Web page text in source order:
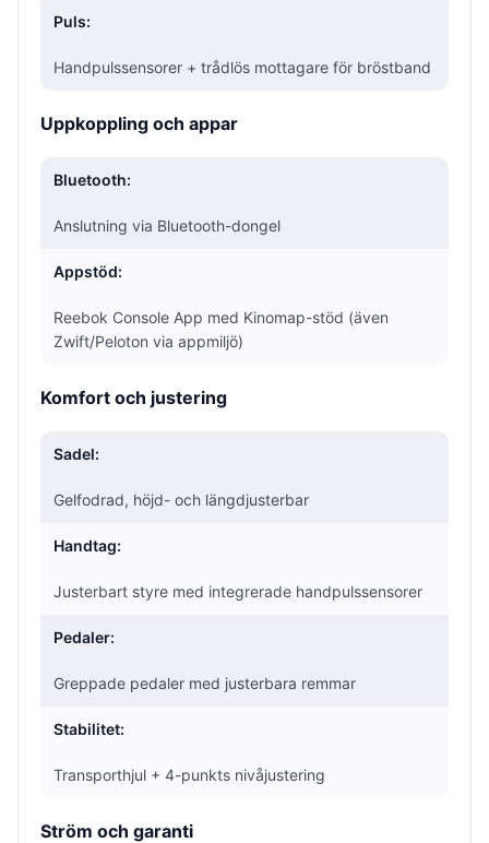
Puls:
Handpulssensorer + trådlös mottagare för bröstband
Uppkoppling och appar
Bluetooth:
Anslutning via Bluetooth-dongel
Appstöd:
Reebok Console App med Kinomap-stöd (även
Zwift/Peloton via appmiljö)
Komfort och justering
Sadel:
Gelfodrad, höjd- och längdjusterbar
Handtag:
Justerbart styre med integrerade handpulssensorer
Pedaler:
Greppade pedaler med justerbara remmar
Stabilitet:
Transporthjul + 4-punkts nivåjustering
Ström och garanti